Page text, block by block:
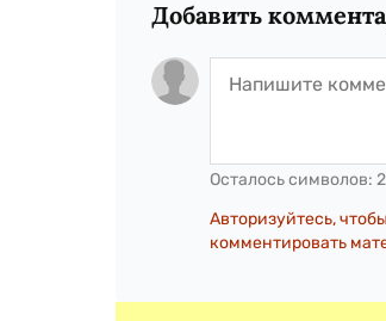
Добавить
Осталось символов:
Авторизуйтесь,
комментировать